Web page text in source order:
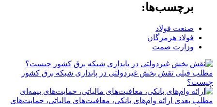
برچسب‌ها:
صنعت فولاد
فولاد هرمزگان
وزارت صمت
مطلب قبلی نقش‌ بخش غیردولتی در پایداری شبکه برق کشور
چیست؟
مطلب بعدی ارائه وام‌های بانکی، معافیت‌های مالیاتی، حمایت‌های